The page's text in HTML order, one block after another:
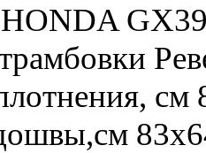
HONDA
см